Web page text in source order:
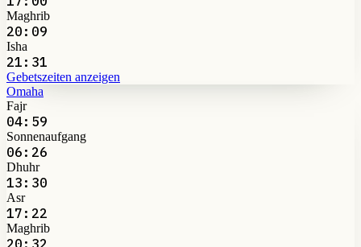
Maghrib
20:09
Isha
21:31
Gebetszeiten anzeigen
Omaha
Fajr
04:59
Sonnenaufgang
06:26
Dhuhr
13:30
Asr
17:22
Maghrib
20:32